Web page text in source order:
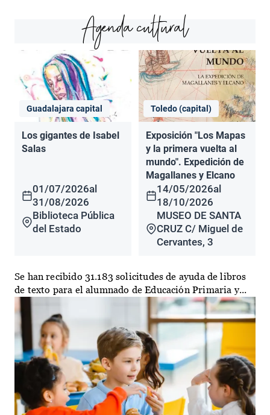
Agenda cultural
Guadalajara capital
Los gigantes de Isabel
Salas
01/07/2026al
31/08/2026
Biblioteca Pública
del Estado
Toledo (capital)
Exposición "Los Mapas
y la primera vuelta al
mundo". Expedición de
Magallanes y Elcano
14/05/2026al
18/10/2026
MUSEO DE SANTA
CRUZ C/ Miguel de
Cervantes, 3
Se han recibido 31.183 solicitudes de ayuda de libros
de texto para el alumnado de Educación Primaria y...